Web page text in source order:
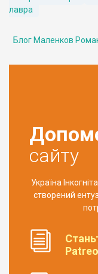
лавра
Блог Маленков
сайту
Україна
створений